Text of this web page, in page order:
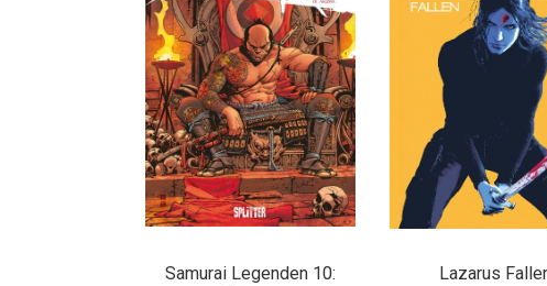
Samurai Legenden 10:
Lazarus